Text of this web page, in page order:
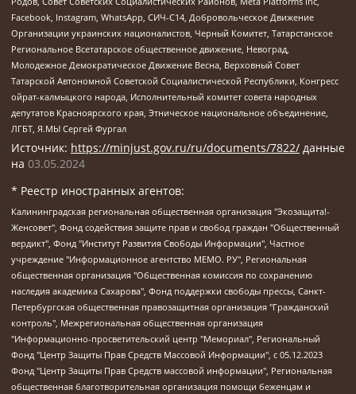
Facebook, Instagram, WhatsApp, СИЧ-С14, Добровольческое Движение
Организации украинских националистов, Черный Комитет, Татарстанское
Региональное Всетатарское общественное движение, Невоград,
Молодежное Демократическое Движение Весна, Верховный Совет
Татарской Автономной Советской Социалистической Республики, Конгресс
ойрат-калмыцкого народа, Исполнительный комитет совета народных
депутатов Красноярского края, Этническое национальное объединение,
ЛГБТ, Я.МЫ Сергей Фургал
Источник: https://minjust.gov.ru/ru/documents/7822/ данные
на 03.05.2024
* Реестр иностранных агентов:
Калининградская региональная общественная организация "Экозащита!-Женсовет", Фонд содействия защите прав и свобод граждан "Общественный вердикт", Фонд "Институт Развития Свободы Информации", Частное учреждение "Информационное агентство МЕМО. РУ", Региональная общественная организация "Общественная комиссия по сохранению наследия академика Сахарова", Фонд поддержки свободы прессы, Санкт-Петербургская общественная правозащитная организация "Гражданский контроль", Межрегиональная общественная организация "Информационно-просветительский центр "Мемориал", Региональный Фонд "Центр Защиты Прав Средств Массовой Информации", с 05.12.2023 Фонд "Центр Защиты Прав Средств массовой информации", Региональная общественная благотворительная организация помощи беженцам и мигрантам "Гражданское содействие", Негосударственное образовательное учреждение дополнительного профессионального образования (повышение квалификации) специалистов "АКАДЕМИЯ ПО ПРАВАМ ЧЕЛОВЕКА", Свердловская региональная общественная организация "Сутяжник", Автономная некоммерческая организация "Центр независимых социологических исследований", Союз общественных объединений "Российский исследовательский центр по правам человека", Региональное общественное учреждение научно-информационный центр "МЕМОРИАЛ", Некоммерческая организация "Фонд защиты гласности", Автономная некоммерческая организация "Институт прав человека", Городская общественная организация "Екатеринбургское общество "МЕМОРИАЛ", Городская общественная организация "Рязанское историко-просветительское и правозащитное общество "Мемориал" (Рязанский Мемориал), Челябинский региональный орган общественной самодеятельности – женское общественное объединение "Женщины Евразии", Челябинский региональный орган общественной самодеятельности "Уральская правозащитная группа", Фонд содействия защите здоровья и социальной справедливости имени Андрея Рылькова, Автономная Некоммерческая Организация "Аналитический Центр Юрия Левады", Автономная некоммерческая организация социальной поддержки населения "Проект Апрель", Региональная общественная организация помощи женщинам и детям, находящимся в кризисной ситуации "Информационно-методический центр "Анна", Фонд содействия развитию массовых коммуникаций и правовому просвещению "Так-так-Так", Фонд содействия устойчивому развитию "Серебряная тайга", Свердловский региональный общественный фонд социальных проектов "Новое время", "Idel.Реалии", Кавказ.Реалии, Крым.Реалии, Телеканал Настоящее Время, Татаро-башкирская служба Радио Свобода (Azatliq Radiosi), Радио Свободная Европа/Радио Свобода (PCE/PC), "Сибирь.Реалии", "Фактограф", Благотворительный фонд помощи осужденным и их семьям, Автономная некоммерческая организация "Институт глобализации и социальных движений", Фонд "В защиту прав заключенных", Частное учреждение "Центр поддержки и содействия развитию средств массовой информации", Пензенский региональный общественный благотворительный фонд "Гражданский союз", "Север.Реалии", Некоммерческая организация Фонд "Правовая инициатива", Общество с ограниченной ответственностью "Радио Свободная Европа/Радио Свобода", Чешское информационное агентство "MEDIUM-ORIENT", Красноярская региональная общественная организация "Мы против СПИДа", Камалягин Денис Николаевич, Маркелов Сергей Евгеньевич, Пономарев Лев Александрович, Савицкая Людмила Алексеевна, Автономная некоммерческая организация "Центр по работе с проблемой насилия "НАСИЛИЮ.НЕТ", Межрегиональный профессиональный союз работников здравоохранения "Альянс врачей", Юридическое лицо, зарегистрированное в Латвийской Республике, SIA "Medusa Project" (регистрационный номер 40103797863, дата регистрации 10.06.2014), Некоммерческая организация "Фонд по борьбе с коррупцией", Автономная некоммерческая организация "Институт права и публичной политики", Баданин Роман Сергеевич, Гликин Максим Александрович, Железнова Мария Михайловна, Лукьянова Юлия Сергеевна, Маетная Елизавета Витальевна, Маняхин Петр Борисович, Чуракова Ольга Владимировна, Ярош Юлия Петровна, Юридическое лицо "The Insider SIA", зарегистрированное в Риге, Латвийская Республика (дата регистрации 26.06.2015), являющееся администратором доменного имени интернет-издания "The Insider SIA", https://theins.ru, Постернак Алексей Евгеньевич, Рубин Михаил Аркадьевич, Анин Роман Александрович, Юридическое лицо Istories fonds, зарегистрированное в Латвийской Республике (регистрационный номер 50008295751, дата регистрации 24.02.2020), Великовский Дмитрий Александрович, Долинина Ирина Николаевна, Мароховская Алеся Алексеевна, Шлейнов Роман Юрьевич, Шмагун Олеся Валентиновна, Общество с ограниченной ответственностью "Альтаир 2021", Общество с ограниченной ответственностью "Вега 2021", Общество с ограниченной ответственностью "Главный редактор 2021", Общество с ограниченной ответственностью "Ромашки монолит", Важенков Артем Валерьевич, Ивановская областная общественная организация "Центр гендерных исследований", Гурман Юрий Альбертович, Медиапроект "ОВД-Инфо", Егоров Владимир Владимирович, Жилинский Владимир Александрович, Общество с ограниченной ответственностью "ЗП", Иванова София Юрьевна, Карезина Инна Павловна, Кильтау Екатерина Викторовна, Петров Алексей Викторович, Пискунов Сергей Евгеньевич, Смирнов Сергей Сергеевич, Тихонов Михаил Сергеевич, Общество с ограниченной ответственностью "ЖУРНАЛИСТ-ИНОСТРАННЫЙ АГЕНТ", Арапова Галина Юрьевна, Вольтская Татьяна Анатольевна, Американская компания "Mason G.E.S. Anonymous Foundation" (США), являющаяся владельцем интернет-издания https://mnews.world/, Компания "Stichting Bellingcat", зарегистрированная в Нидерландах (дата регистрации 11.07.2018), Захаров Андрей Вячеславович, Клепиковская Екатерина Дмитриевна, Общество с ограниченной ответственностью "МЕМО", Перл Роман Александрович, Симонов Евгений Алексеевич, Соловьева Елена Анатольевна, Сотников Даниил Владимирович, Сурначева Елизавета Дмитриевна, Автономная некоммерческая организация по защите прав человека и информированию населения "Якутия – Наше Мнение", Общество с ограниченной ответственностью "Москоу диджитал медиа", с 26.01.2023 Общество с ограниченной ответственностью "Чайка Белые сады", Ветошкина Валерия Валерьевна, Заговора Максим Александрович, Межрегиональное общественное движение "Российская ЛГБТ - сеть", Оленичев Максим Владимирович, Павлов Иван Юрьевич, Скворцова Елена Сергеевна, Общество с ограниченной ответственностью "Как бы инагент", Кочетков Игорь Викторович, Общество с ограниченной ответственностью "Честные выборы", Еланчик Олег Александрович, Общество с ограниченной ответственностью "Нобелевский призыв", Гималова Регина Эмилевна, Григорьев Андрей Валерьевич, Григорьева Алина Александровна, Ассоциация по содействию защите прав призывников, альтернативнослужащих и военнослужащих "Правозащитная группа "Гражданин.Армия.Право", Хисамова Регина Фаритовна, Автономная некоммерческая организация по реализации социально-правовых программ "Лилит", Дальневосточное общественное движение "Маяк", Санкт-Петербургская ЛГБТ-инициативная группа "Выход", Инициативная группа ЛГБТ+ "Реверс", Алексеев Андрей Викторович, Бекбулатова Таисия Львовна, Беляев Иван Михайлович, Владыкина Елена Сергеевна, Гельман Марат Александрович, Никульшина Вероника Юрьевна, Толоконникова Надежда Андреевна, Шендерович Виктор Анатольевич, Общество с ограниченной ответственностью "Данное сообщение", Общество с ограниченной ответственностью Издательский дом "Новая глава", Айнбиндер Александра Александровна, Московский комьюнити-центр для ЛГБТ+инициатив, Благотворительный фонд развития филантропии, Deutsche Welle (Германия, Kurt-Schumacher-Strasse 3, 53113 Bonn), Борзунова Мария Михайловна, Воробьев Виктор Викторович, Голубева Анна Львовна, Константинова Алла Михайловна, Малкова Ирина Владимировна, Мурадов Мурад Абдулгалимович, Осетинская Елизавета Николаевна, Понасенков Евгений Николаевич, Ганапольский Матвей Юрьевич, Киселев Евгений Алексеевич, Борухович Ирина Григорьевна, Дремин Иван Тимофеевич, Дубровский Дмитрий Викторович, Красноярская региональная общественная организация поддержки и развития альтернативных образовательных технологий и межкультурных коммуникаций "ИНТЕРРА", Маяковская Екатерина Алексеевна, Фейгин Марк Захарович, Филимонов Андрей Викторович, Дзугкоева Регина Николаевна, Доброхотов Роман Александрович, Дудь Юрий Александрович, Елкин Сергей Владимирович, Кругликов Кирилл Игоревич, Сабунаева Мария Леонидовна, Семенов Алексей Владимирович, Шаинян Карен Багратович, Шульман Екатерина Михайловна, Асафьев Артур Валерьевич, Вахштайн Виктор Семенович, Венедиктов Алексей Алексеевич, Лушникова Екатерина Евгеньевна, Волков Леонид Михайлович, Невзоров Александр Глебович, Пархоменко Сергей Борисович, Сироткин Ярослав Николаевич, Кара-Мурза Владимир Владимирович, Баранова Наталья Владимировна, Гозман Леонид Яковлевич, Кагарлицкий Борис Юльевич, Климарев Михаил Валерьевич, Милов Владимир Станиславович, Автономная некоммерческая организация Краснодарский центр современного искусства "Типография", Моргенштерн Алишер Тагирович, Соболь Любовь Эдуардовна, Общество с ограниченной ответственностью "ЛИЗА НОРМ", Каспаров Гарри Кимович, Ходорковский Михаил Борисович, Общество с ограниченной ответственностью "Апрельские тезисы", Данилович Ирина Брониславовна, Кашин Олег Владимирович, Петров Николай Владимирович, Пивоваров Алексей Владимирович, Соколов Михаил Владимирович, Цветкова Юлия Владимировна, Чичваркин Евгений Александрович, Комитет против пыток/Команда против пыток, Общество с ограниченной ответственностью "Первый научный", Общество с ограниченной ответственностью "Вертолет и ко", Белоцерковская Вероника Борисовна, Кац Максим Евгеньевич, Лазарева Татьяна Юрьевна, Шаведдинов Руслан Табризович, Яшин Илья Валерьевич, Общество с ограниченной ответственностью "Иноагент ААВ", Алешковский Дмитрий Петрович, Альбац Евгения Марковна, Быков Дмитрий Львович, Галямина Юлия Евгеньевна, Лойко Сергей Леонидович, Мартынов Кирилл Константинович, Медведев Сергей Александрович, Крашенинников Федор Геннадиевич, Гордеева Катерина Вл